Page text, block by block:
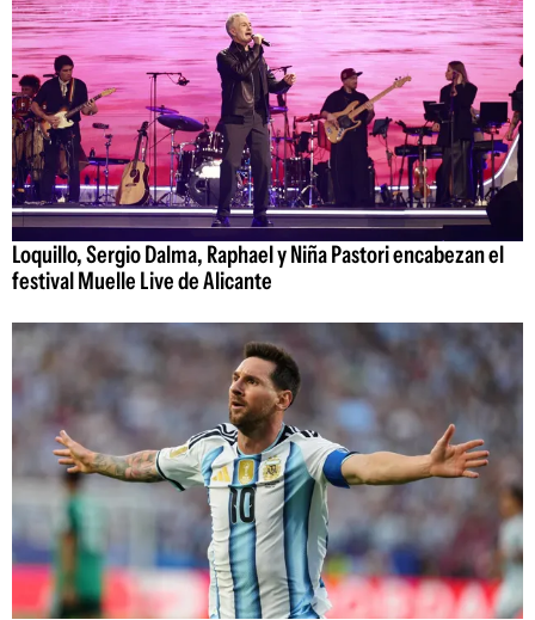
Loquillo, Sergio Dalma, Raphael y Niña Pastori encabezan el
festival Muelle Live de Alicante